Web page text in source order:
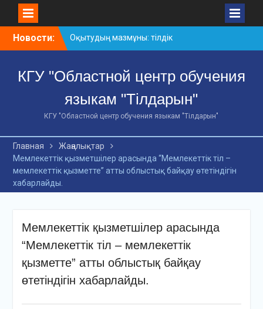
Новости:
Оқытудың мазмұны: тілдік
дағдылар және
стратегиялар
АХМЕТ БАЙТҰРСЫНҰЛЫ
АТЫНДАҒЫ «ҮЗДІК
ОҚЫТУШЫ-2026»
«Мемлекеттік тіл –
Тәуелсіздік символы»
облыстық байқауы
КГУ "Областной центр обучения
языкам "Тілдарын"
КГУ "Областной центр обучения языкам "Тілдарын"
Главная
Жаңалықтар
Мемлекеттік қызметшілер арасында “Мемлекеттік тіл –
мемлекеттік қызметте” атты облыстық байқау өтетіндігін
хабарлайды.
Мемлекеттік қызметшілер арасында
“Мемлекеттік тіл – мемлекеттік
қызметте” атты облыстық байқау
өтетіндігін хабарлайды.